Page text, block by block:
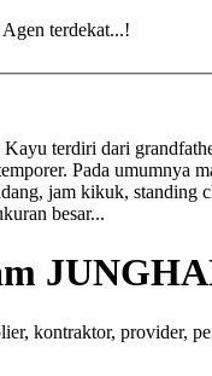
terdekat...!
Kayu terdiri dari
Pada umumnya
jam kikuk,
besar...
kontraktor, provider,